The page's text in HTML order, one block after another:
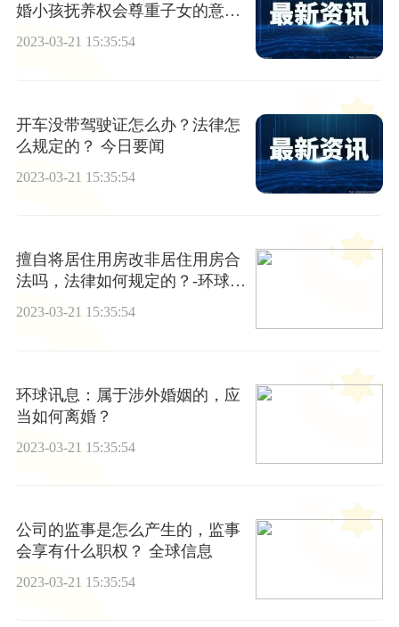
婚小孩抚养权会尊重子女的意愿
吗？
2023-03-21 15:35:54
开车没带驾驶证怎么办？法律怎
么规定的？ 今日要闻
2023-03-21 15:35:54
擅自将居住用房改非居住用房合
法吗，法律如何规定的？-环球新
要闻
2023-03-21 15:35:54
环球讯息：属于涉外婚姻的，应
当如何离婚？
2023-03-21 15:35:54
公司的监事是怎么产生的，监事
会享有什么职权？ 全球信息
2023-03-21 15:35:54